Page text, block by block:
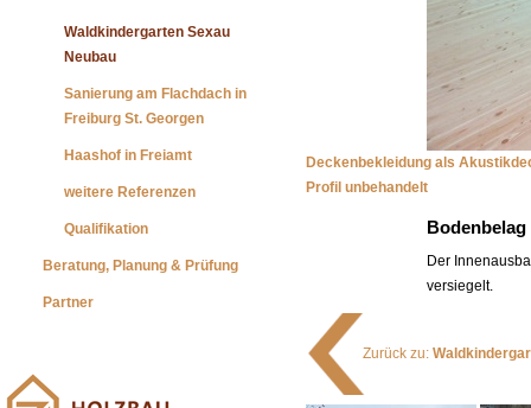
Waldkindergarten Sexau
Neubau
Sanierung am Flachdach in
Freiburg St. Georgen
Haashof in Freiamt
weitere Referenzen
Qualifikation
Beratung, Planung & Prüfung
Partner
Deckenbekleidung als
Profil unbehandelt
Der
versiegelt.
Zurück zu: